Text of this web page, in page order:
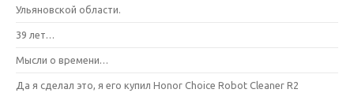
Ульяновской области.
39 лет…
Мысли о времени…
Да я сделал это, я его купил Honor Choice Robot Cleaner R2